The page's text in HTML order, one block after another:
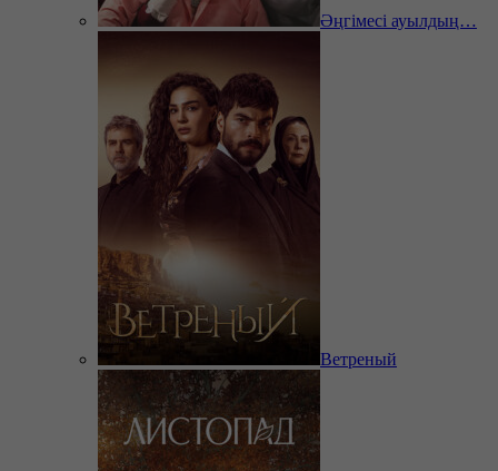
Әңгімесі ауылдың…
Ветреный